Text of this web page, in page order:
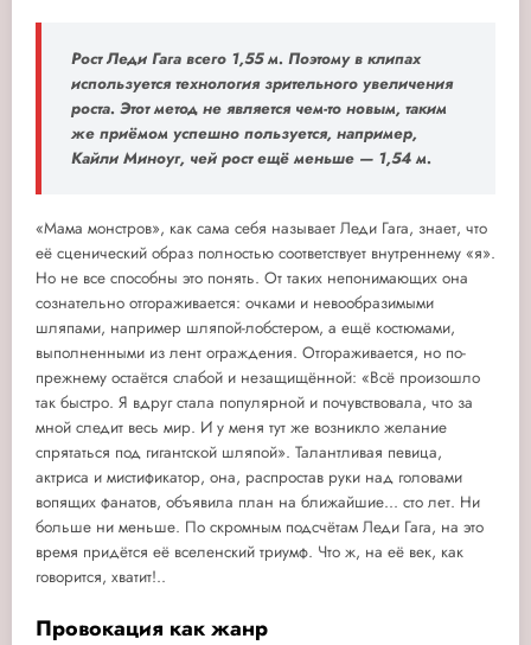
Рост Леди Гага всего 1,55 м. Поэтому в клипах
используется технология зрительного увеличения
роста. Этот метод не является чем-то новым, таким
же приёмом успешно пользуется, например,
Кайли Миноуг, чей рост ещё меньше — 1,54 м.
«Мама монстров», как сама себя называет Леди Гага, знает, что
её сценический образ полностью соответствует внутреннему «я».
Но не все способны это понять. От таких непонимающих она
сознательно отгораживается: очками и невообразимыми
шляпами, например шляпой-лобстером, а ещё костюмами,
выполненными из лент ограждения. Отгораживается, но по-
прежнему остаётся слабой и незащищённой: «Всё произошло
так быстро. Я вдруг стала популярной и почувствовала, что за
мной следит весь мир. И у меня тут же возникло желание
спрятаться под гигантской шляпой». Талантливая певица,
актриса и мистификатор, она, распростав руки над головами
вопящих фанатов, объявила план на ближайшие... сто лет. Ни
больше ни меньше. По скромным подсчётам Леди Гага, на это
время придётся её вселенский триумф. Что ж, на её век, как
говорится, хватит!..
Провокация как жанр